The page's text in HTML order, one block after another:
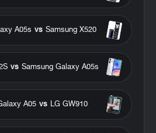
Samsung X520
vs
A05s
Samsung Galaxy A05s
vs
LG GW910
vs
A05